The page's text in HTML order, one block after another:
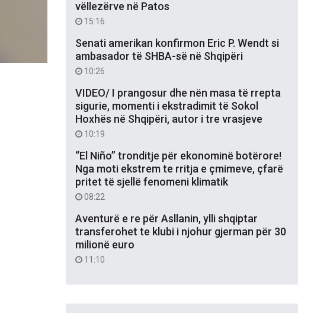
vëllezërve në Patos
15:16
Senati amerikan konfirmon Eric P. Wendt si
ambasador të SHBA-së në Shqipëri
10:26
VIDEO/ I prangosur dhe nën masa të rrepta
sigurie, momenti i ekstradimit të Sokol
Hoxhës në Shqipëri, autor i tre vrasjeve
10:19
“El Niño” tronditje për ekonominë botërore!
Nga moti ekstrem te rritja e çmimeve, çfarë
pritet të sjellë fenomeni klimatik
08:22
Aventurë e re për Asllanin, ylli shqiptar
transferohet te klubi i njohur gjerman për 30
milionë euro
11:10